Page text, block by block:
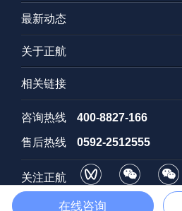
最新动态
关于正航
相关链接
咨询热线 400-8827-166
售后热线 0592-2512555
关注正航
视频号 订阅号 招聘号
在线咨询